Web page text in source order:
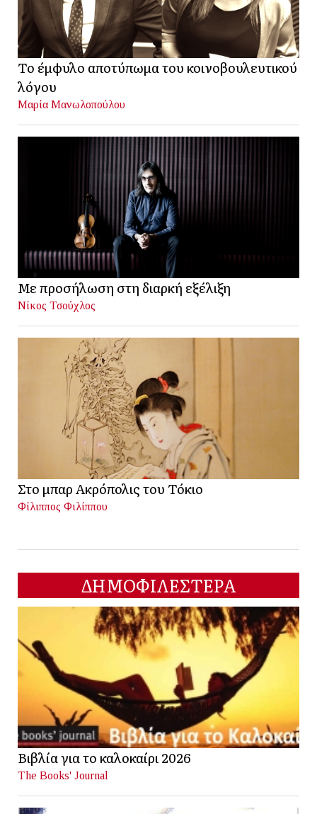
Το έμφυλο αποτύπωμα του κοινοβουλευτικού
λόγου
Μαρία Μανωλοπούλου
Με προσήλωση στη διαρκή εξέλιξη
Νίκος Τσούχλος
Στο μπαρ Ακρόπολις του Τόκιο
Φίλιππος Φιλίππου
ΔΗΜΟΦΙΛΕΣΤΕΡΑ
Βιβλία για το καλοκαίρι 2026
The Books' Journal